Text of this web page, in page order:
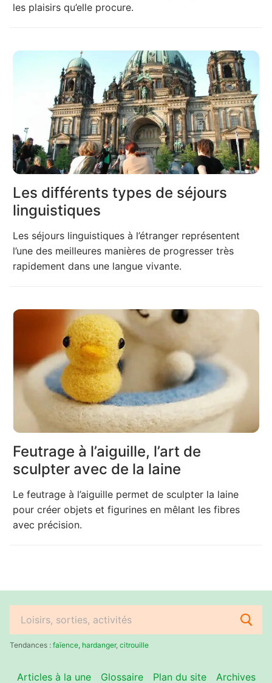
les plaisirs qu’elle procure.
Les différents types de séjours
linguistiques
Les séjours linguistiques à l’étranger représentent
l’une des meilleures manières de progresser très
rapidement dans une langue vivante.
Feutrage à l’aiguille, l’art de
sculpter avec de la laine
Le feutrage à l’aiguille permet de sculpter la laine
pour créer objets et figurines en mêlant les fibres
avec précision.
Rechercher
:Tendances : faïence hardanger, citrouille
Articles à la une Glossaire Plan du site Archives